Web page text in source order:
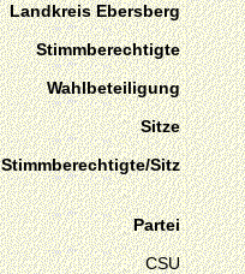
Landkreis Ebersberg
Stimmberechtigte
Wahlbeteiligung
Sitze
Stimmberechtigte/Sitz
Partei
CSU